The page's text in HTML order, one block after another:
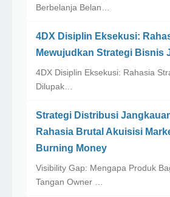
Berbelanja Belan…
4DX Disiplin Eksekusi:
Mewujudkan Strategi Bisnis
4DX Disiplin Eksekusi: Rahasia
Dilupak…
Strategi Distribusi
Rahasia Brutal Akuisisi
Burning Money
Visibility Gap: Mengapa Produk
Tangan Owner …